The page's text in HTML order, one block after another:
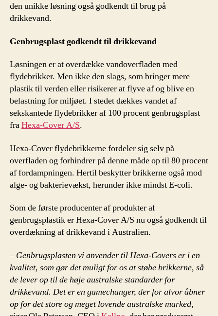
den unikke løsning også godkendt til brug på
drikkevand.
Genbrugsplast godkendt til drikkevand
Løsningen er at overdække vandoverfladen med
flydebrikker. Men ikke den slags, som bringer mere
plastik til verden eller risikerer at flyve af og blive en
belastning for miljøet. I stedet dækkes vandet af
sekskantede flydebrikker af 100 procent genbrugsplast
fraHexa-Cover A/S.
Hexa-Cover flydebrikkerne fordeler sig selv på
overfladen og forhindrer på denne måde op til 80 procent
af fordampningen. Hertil beskytter brikkerne også mod
alge- og bakterievækst, herunder ikke mindst E-coli.
Som de første producenter af produkter af
genbrugsplastik er Hexa-Cover A/S nu også godkendt til
overdækning af drikkevand i Australien.
– Genbrugsplasten vi anvender til Hexa-Coverser i en
kvalitet, som gør det muligt for os at støbe brikkerne, så
de lever op til de høje australske standarder for
drikkevand. Det er en gamechanger, der for alvor åbner
op for det store og meget lovende australske marked,